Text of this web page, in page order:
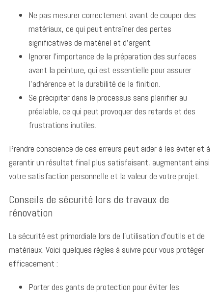
Ne pas mesurer correctement avant de couper des
matériaux, ce qui peut entraîner des pertes
significatives de matériel et d’argent.
Ignorer l’importance de la préparation des surfaces
avant la peinture, qui est essentielle pour assurer
l’adhérence et la durabilité de la finition.
Se précipiter dans le processus sans planifier au
préalable, ce qui peut provoquer des retards et des
frustrations inutiles.
Prendre conscience de ces erreurs peut aider à les éviter et à
garantir un résultat final plus satisfaisant, augmentant ainsi
votre satisfaction personnelle et la valeur de votre projet.
Conseils de sécurité lors de travaux de
rénovation
La sécurité est primordiale lors de l’utilisation d’outils et de
matériaux. Voici quelques règles à suivre pour vous protéger
efficacement :
Porter des gants de protection pour éviter les
S
e
a
r
h
f
o
r